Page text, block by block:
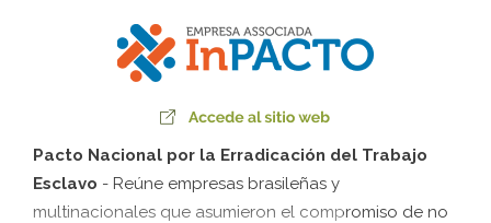
Emprendimientos (IDLocal), entre otras. Nuestra
participación desde el 2009 tiene el objetivo de
empresariales. La participación de Klabin en IDLocal
desde 2013 tiene el objetivo de intercambiar
experiencias y construir directrices para el desarrollo
local.
Pacto Nacional por la Erradicación del Trabajo
Esclavo - Reúne empresas brasileñas y
multinacionales que asumieron el compromiso de no